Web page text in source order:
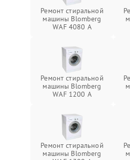
Ремонт стиральной
машины Blomberg
WAF 4080 A
Ремонт стиральной
машины Blomberg
WAF 1200 A
Ремонт стиральной
машины Blomberg